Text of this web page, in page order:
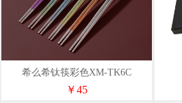
希么希钛筷彩色XM-TK6C
￥45